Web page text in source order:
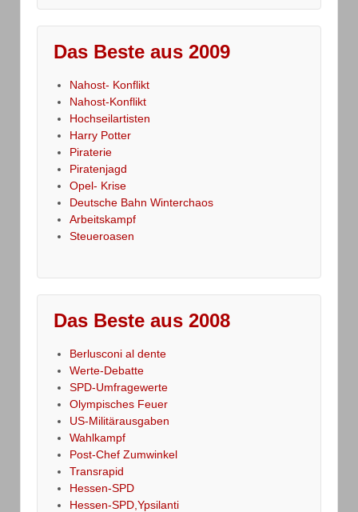
Das Beste aus 2009
Nahost- Konflikt
Nahost-Konflikt
Hochseilartisten
Harry Potter
Piraterie
Piratenjagd
Opel- Krise
Deutsche Bahn Winterchaos
Arbeitskampf
Steueroasen
Das Beste aus 2008
Berlusconi al dente
Werte-Debatte
SPD-Umfragewerte
Olympisches Feuer
US-Militärausgaben
Wahlkampf
Post-Chef Zumwinkel
Transrapid
Hessen-SPD
Hessen-SPD,Ypsilanti